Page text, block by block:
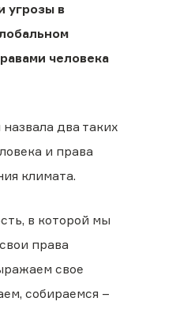
угрозы в
человека
два таких
и права
климата.
в которой мы
права
свое
собираемся –